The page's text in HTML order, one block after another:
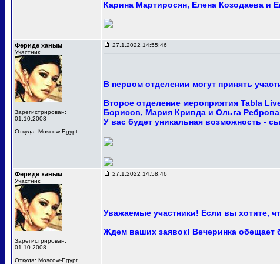
Карина Мартиросян, Елена Козодаева и
Фериде ханым
Участник
Зарегистрирован:
01.10.2008
Откуда: Moscow-Egypt
27.1.2022 14:55:46
В первом отделении могут принять
Второе отделение мероприятия Tabla
Борисов, Мария Кривда и Ольга
У вас будет уникальная возможность -
Фериде ханым
Участник
Зарегистрирован:
01.10.2008
Откуда: Moscow-Egypt
27.1.2022 14:58:46
Уважаемые участники! Если вы хотите,
Ждем ваших заявок! Вечеринка обещает